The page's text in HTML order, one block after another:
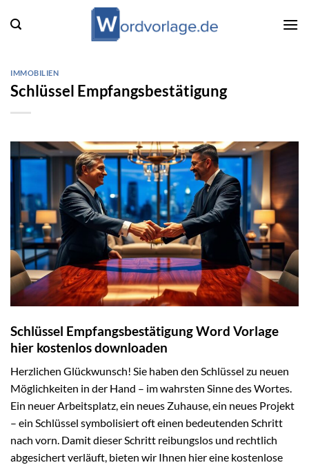
Inhalt
IMMOBILIEN
Schlüssel Empfangsbestätigung
Schlüssel Empfangsbestätigung Word Vorlage
hier kostenlos downloaden
Herzlichen Glückwunsch! Sie haben den Schlüssel zu neuen
Möglichkeiten in der Hand – im wahrsten Sinne des Wortes.
Ein neuer Arbeitsplatz, ein neues Zuhause, ein neues Projekt
– ein Schlüssel symbolisiert oft einen bedeutenden Schritt
nach vorn. Damit dieser Schritt reibungslos und rechtlich
abgesichert verläuft, bieten wir Ihnen hier eine kostenlose